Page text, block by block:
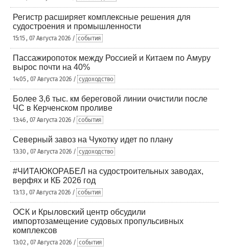
Регистр расширяет комплексные решения для
судостроения и промышленности
15:15 , 07 Августа 2026 / события
Пассажиропоток между Россией и Китаем по Амуру
вырос почти на 40%
14:05 , 07 Августа 2026 / судоходство
Более 3,6 тыс. км береговой линии очистили после
ЧС в Керченском проливе
13:46 , 07 Августа 2026 / события
Северный завоз на Чукотку идет по плану
13:30 , 07 Августа 2026 / судоходство
#ЧИТАЮКОРАБЕЛ на судостроительных заводах,
верфях и КБ 2026 год
13:13 , 07 Августа 2026 / события
ОСК и Крыловский центр обсудили
импортозамещение судовых пропульсивных
комплексов
13:02 , 07 Августа 2026 / события